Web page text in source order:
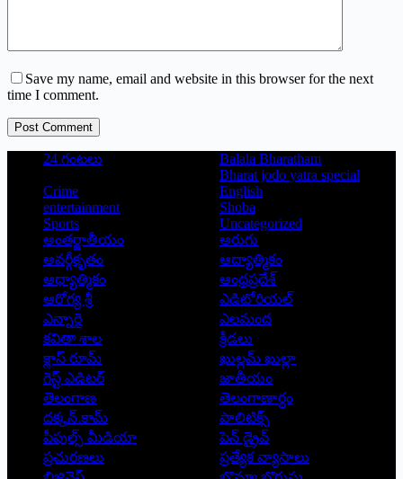
Save my name, email and website in this browser for the next
time I comment.
Post Comment
24 గంటలు
Balala Bharatham
Bharat jodo yatra special
Crime
English
entertainment
Shoba
Sports
Uncategorized
అంతర్జాతీయం
అరుగు
అవర్గీకృతం
ఆద్యాత్మికం
ఆధ్యాత్మికం
ఆంధ్రప్రదేశ్
ఆరోగ్య శ్రీ
ఎడిటోరియల్
ఎన్నారై
ఎలమంద
కవితా శాల
క్రీడలు
క్లాస్ రూమ్
ఖుల్లమ్ ఖుల్లా
గెస్ట్ ఎడిటర్
జాతీయం
తెలంగాణ
తెలంగాణార్థం
దక్కన్.కామ్
పాలిటిక్స్
పీపుల్స్ ‌మీడియా
పెన్ డ్రైవ్
ప్రచురణలు
ప్రత్యేక వ్యాసాలు